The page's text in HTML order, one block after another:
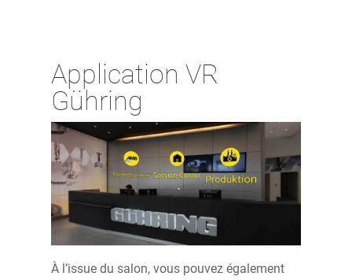
Application VR
Gühring
À l’issue du salon, vous pouvez également